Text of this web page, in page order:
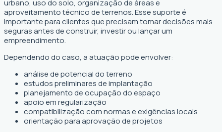
urbano, uso do solo, organização de áreas e
aproveitamento técnico de terrenos. Esse suporte é
importante para clientes que precisam tomar decisões mais
seguras antes de construir, investir ou lançar um
empreendimento.
Dependendo do caso, a atuação pode envolver:
análise de potencial do terreno
estudos preliminares de implantação
planejamento de ocupação do espaço
apoio em regularização
compatibilização com normas e exigências locais
orientação para aprovação de projetos